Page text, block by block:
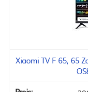
Xiaomi TV F 65, 65